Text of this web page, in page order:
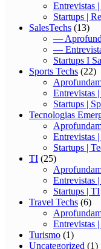
Entrevistas
Startups |
SalesTechs (13)
—
—
Startups I
Sports Techs (22)
Entrevistas
Startups |
Tecnologias
Entrevistas
Startups |
TI (25)
Entrevistas
Startups | TI
Travel Techs (6)
Entrevistas
Turismo (1)
Uncategorized (1)